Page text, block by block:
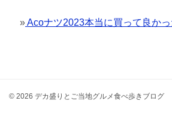
»Acoナツ2023本当に買って良か
© 2026 デカ盛りとご当地グルメ食べ歩きブログ